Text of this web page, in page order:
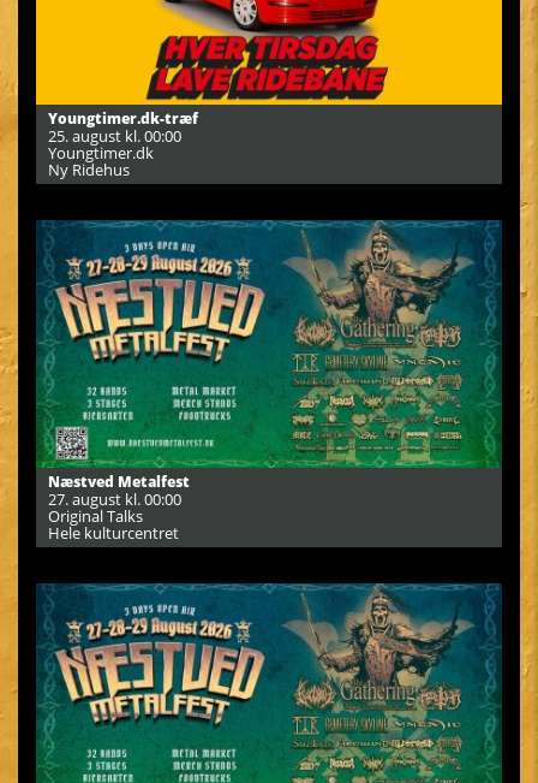
Youngtimer.dk-træf
25. august kl. 00:00
Youngtimer.dk
Ny Ridehus
Næstved Metalfest
27. august kl. 00:00
Original Talks
Hele kulturcentret